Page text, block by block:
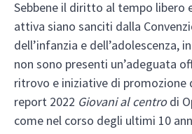
Sebbene il diritto al tempo libero
attiva siano sanciti dalla
dell’infanzia e dell’adolescenza,
non sono presenti un’adeguata
ritrovo e iniziative di promozione
report 2022 Giovani al centrodi
come nel corso degli ultimi 10